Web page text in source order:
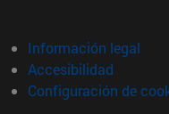
Información legal
Accesibilidad
Configuración de